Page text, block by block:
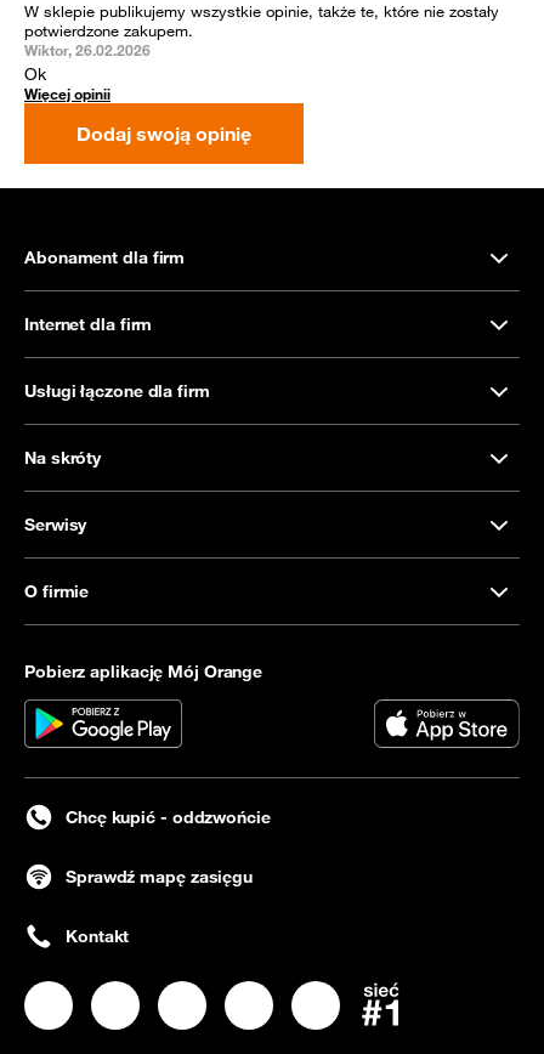
W sklepie publikujemy wszystkie opinie, także te, które nie zostały
potwierdzone zakupem.
Wiktor, 26.02.2026
Ok
Więcej opinii
Dodaj swoją opinię
Abonament dla firm
Internet dla firm
Usługi łączone dla firm
Na skróty
Serwisy
O firmie
Pobierz aplikację Mój Orange
Chcę kupić - oddzwońcie
Sprawdź mapę zasięgu
Kontakt
Nasz profil na Facebook
Nasz profil na Instagram
Nasz profil na LinkedIN
Nasz profil na YouTube
Nasz profil na